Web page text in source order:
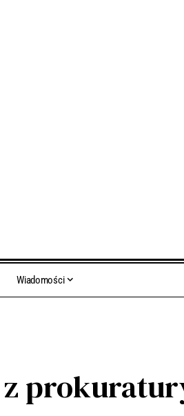
Wiadomości
z